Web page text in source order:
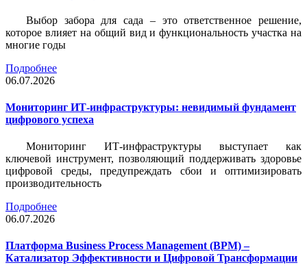
Выбор забора для сада – это ответственное решение,
которое влияет на общий вид и функциональность участка на
многие годы
Подробнее
06.07.2026
Мониторинг ИТ-инфраструктуры: невидимый фундамент
цифрового успеха
Мониторинг ИТ-инфраструктуры выступает как
ключевой инструмент, позволяющий поддерживать здоровье
цифровой среды, предупреждать сбои и оптимизировать
производительность
Подробнее
06.07.2026
Платформа Business Process Management (BPM) –
Катализатор Эффективности и Цифровой Трансформации